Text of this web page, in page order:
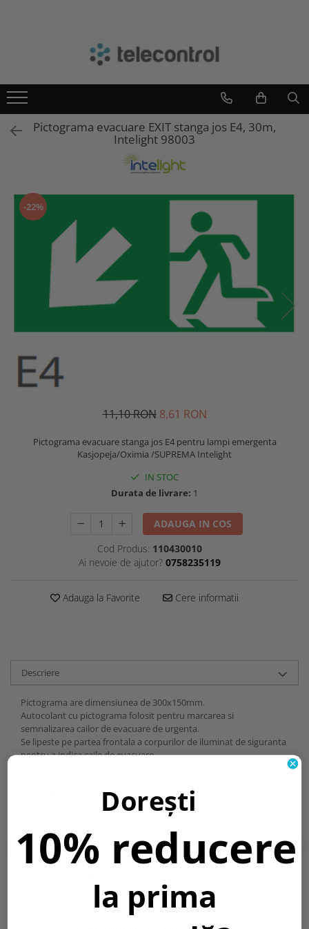
Teletask
IntelightPictograma evacuare EXIT stanga jos E4, 30m,
Intelight 98003
-22%
11,10 RON 8,61 RON
Pictograma evacuare stanga jos E4 pentru lampi emergenta
Kasjopeja/Oximia /SUPREMA Intelight
IN STOC
Durata de livrare: 1
ADAUGA IN COS
Cod Produs: 110430010
Ai nevoie de ajutor? 0758235119
Adauga la Favorite Cere informatii
Descriere
Pictograma are dimensiunea de 300x150mm.
Autocolant cu pictograma folosit pentru marcarea si
semnalizarea cailor de evacuare de urgenta.
Se lipeste pe partea frontala a corpurilor de iluminat de siguranta
pentru a indica caile de evacuare.
evacuarea de urgenta indeplinesc cerintele ISO 3864-1, ISO
3864-4 (proprietati fotometrice) si EN ISO 7010 (proiectare).
Separat sunt disponibile pictograme diverse din
Temperatura culoare [K]::nu e cazul
Informatii conformitate produs
Dorești
10% reducere
la prima